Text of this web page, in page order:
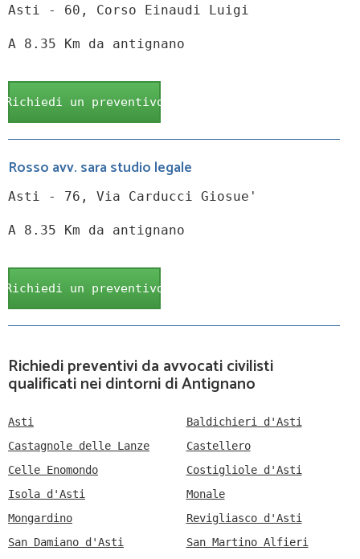
Asti - 60, Corso Einaudi Luigi
A 8.35 Km da antignano
Richiedi un preventivo
Rosso avv. sara studio legale
Asti - 76, Via Carducci Giosue'
A 8.35 Km da antignano
Richiedi un preventivo
Richiedi preventivi da avvocati civilisti
qualificati nei dintorni di Antignano
Asti
Baldichieri d'Asti
Castagnole delle Lanze
Castellero
Celle Enomondo
Costigliole d'Asti
Isola d'Asti
Monale
Mongardino
Revigliasco d'Asti
San Damiano d'Asti
San Martino Alfieri